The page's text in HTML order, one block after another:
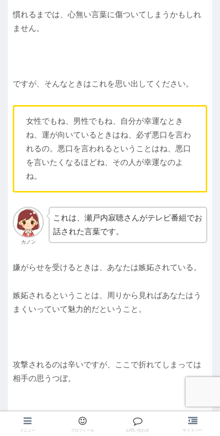
慣れるまでは、心無い言葉に傷ついてしまうかもしれ
ません。
ですが、そんなときはこれを思い出してください。
女性でもね、男性でもね、自分が幸運なとき
ね、運が向いているときはね、必ず悪口を言わ
れるの。 悪口を言われるということはね、悪口
を言いたくなるほどね、その人が幸運なのよ
ね。
カノン
これは、瀬戸内寂聴さんがテレビ番組でお
話された言葉です。
嫌がらせを受けるときは、あなたは嫉妬されている。
嫉妬されるということは、周りから見ればあなたはう
まくいっていて魅力的だということ。
攻撃されるのは辛いですが、ここで折れてしまっては
相手の思うつぼ。
嫌がらせをさせたり、悪口を言わせた時点であなたの
メニュー プロフィール お問い合わせ サイドバー